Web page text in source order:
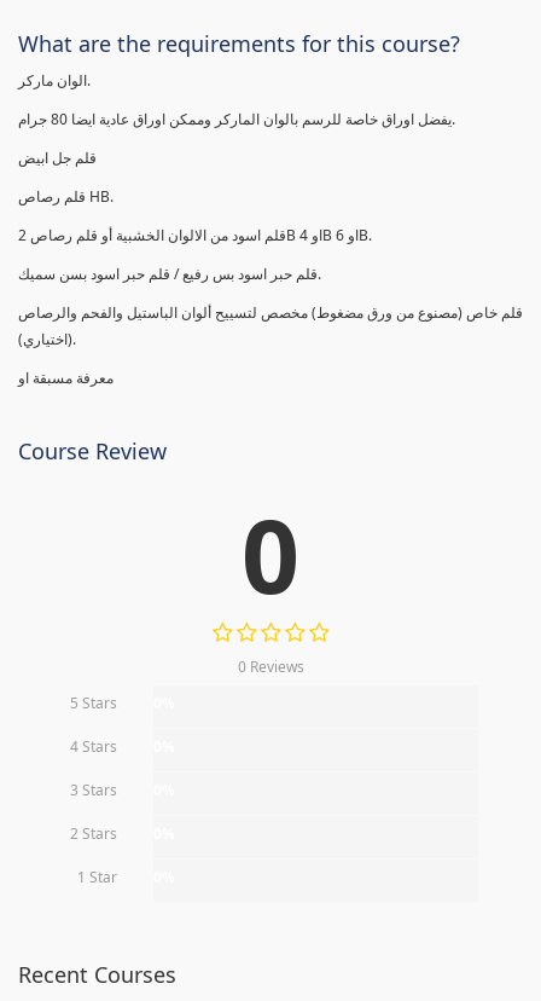
What are the requirements for this course?
الوان ماركر.
يفضل اوراق خاصة للرسم بالوان الماركر وممكن اوراق عادية ايضا 80 جرام.
قلم جل ابيض
قلم رصاص HB.
قلم اسود من الالوان الخشبية أو قلم رصاص 2B او 4B او 6B.
قلم حبر اسود بس رفيع / قلم حبر اسود بسن سميك.
قلم خاص (مصنوع من ورق مضغوط) مخصص لتسييح ألوان الباستيل والفحم والرصاص
(اختياري).
معرفة مسبقة او
Course Review
0
0 Reviews
5 Stars
4 Stars
3 Stars
2 Stars
1 Star
Recent Courses